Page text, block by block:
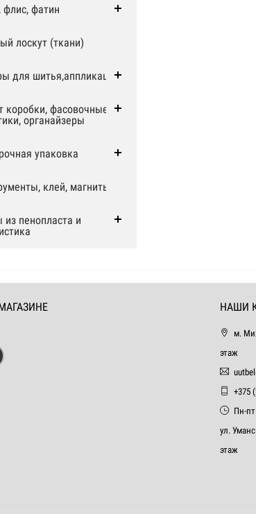
флис, фатин
лоскут (ткани)
для шитья,аппликации
коробки, фасовочные
органайзеры
упаковка
клей, магниты
пенопласта и
НАШИ
м.
этаж
+375
Пн-
ул.
этаж